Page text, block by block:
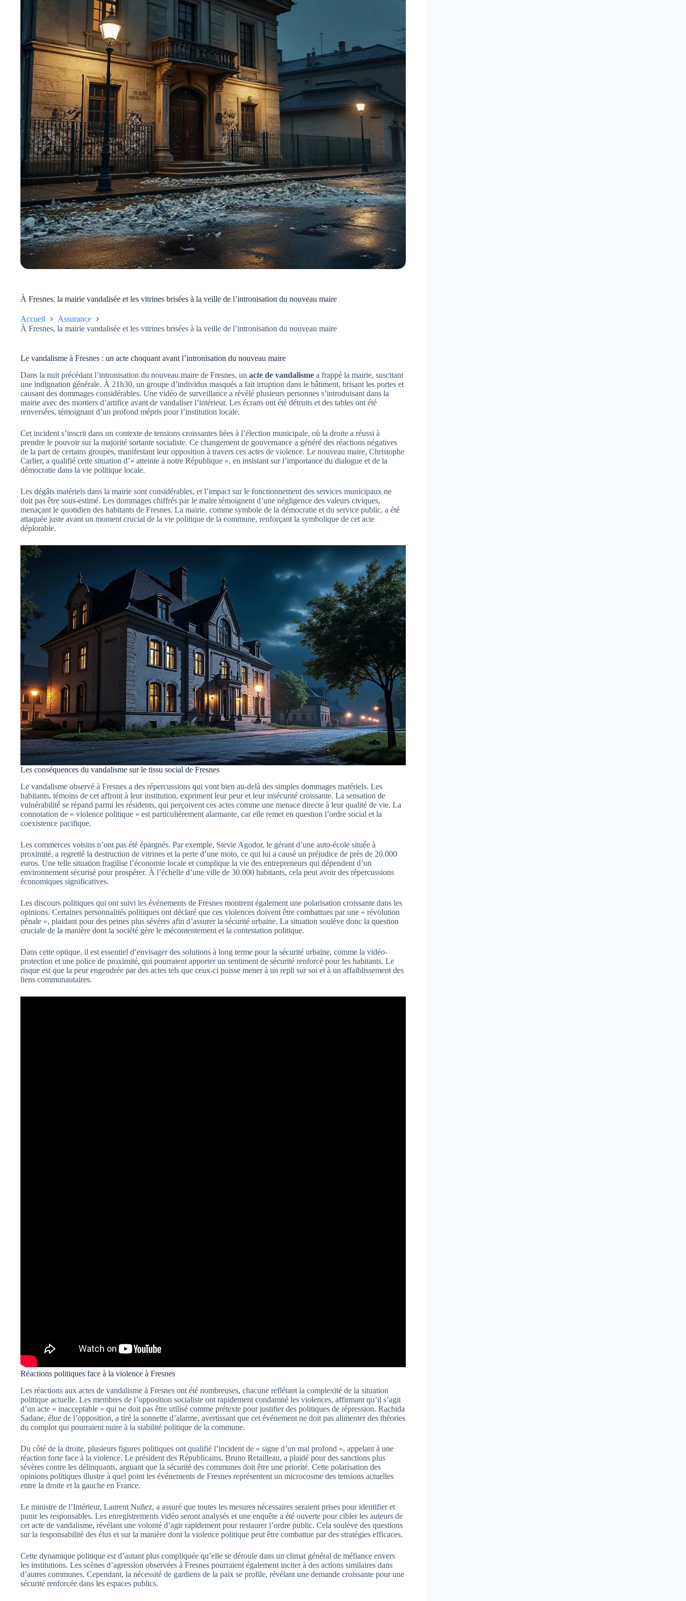
À Fresnes, la mairie vandalisée et les vitrines brisées à la veille de l’intronisation du nouveau maire
Accueil
Assurance
À Fresnes, la mairie vandalisée et les vitrines brisées à la veille de l’intronisation du nouveau maire
Le vandalisme à Fresnes : un acte choquant avant l’intronisation du nouveau maire
Dans la nuit précédant l’intronisation du nouveau maire de Fresnes, un acte de vandalisme a frappé la mairie, suscitant
une indignation générale. À 21h30, un groupe d’individus masqués a fait irruption dans le bâtiment, brisant les portes et
causant des dommages considérables. Une vidéo de surveillance a révélé plusieurs personnes s’introduisant dans la
mairie avec des mortiers d’artifice avant de vandaliser l’intérieur. Les écrans ont été détruits et des tables ont été
renversées, témoignant d’un profond mépris pour l’institution locale.
Cet incident s’inscrit dans un contexte de tensions croissantes liées à l’élection municipale, où la droite a réussi à
prendre le pouvoir sur la majorité sortante socialiste. Ce changement de gouvernance a généré des réactions négatives
de la part de certains groupes, manifestant leur opposition à travers ces actes de violence. Le nouveau maire, Christophe
Carlier, a qualifié cette situation d’« atteinte à notre République », en insistant sur l’importance du dialogue et de la
démocratie dans la vie politique locale.
Les dégâts matériels dans la mairie sont considérables, et l’impact sur le fonctionnement des services municipaux ne
doit pas être sous-estimé. Les dommages chiffrés par le maire témoignent d’une négligence des valeurs civiques,
menaçant le quotidien des habitants de Fresnes. La mairie, comme symbole de la démocratie et du service public, a été
attaquée juste avant un moment crucial de la vie politique de la commune, renforçant la symbolique de cet acte
déplorable.
Les conséquences du vandalisme sur le tissu social de Fresnes
Le vandalisme observé à Fresnes a des répercussions qui vont bien au-delà des simples dommages matériels. Les
habitants, témoins de cet affront à leur institution, expriment leur peur et leur insécurité croissante. La sensation de
vulnérabilité se répand parmi les résidents, qui perçoivent ces actes comme une menace directe à leur qualité de vie. La
connotation de « violence politique » est particulièrement alarmante, car elle remet en question l’ordre social et la
coexistence pacifique.
Les commerces voisins n’ont pas été épargnés. Par exemple, Stevie Agodor, le gérant d’une auto-école située à
proximité, a regretté la destruction de vitrines et la perte d’une moto, ce qui lui a causé un préjudice de près de 20.000
euros. Une telle situation fragilise l’économie locale et complique la vie des entrepreneurs qui dépendent d’un
environnement sécurisé pour prospérer. À l’échelle d’une ville de 30.000 habitants, cela peut avoir des répercussions
économiques significatives.
Les discours politiques qui ont suivi les événements de Fresnes montrent également une polarisation croissante dans les
opinions. Certaines personnalités politiques ont déclaré que ces violences doivent être combattues par une « révolution
pénale », plaidant pour des peines plus sévères afin d’assurer la sécurité urbaine. La situation soulève donc la question
cruciale de la manière dont la société gère le mécontentement et la contestation politique.
Dans cette optique, il est essentiel d’envisager des solutions à long terme pour la sécurité urbaine, comme la vidéo-
protection et une police de proximité, qui pourraient apporter un sentiment de sécurité renforcé pour les habitants. Le
risque est que la peur engendrée par des actes tels que ceux-ci puisse mener à un repli sur soi et à un affaiblissement des
liens communautaires.
Réactions politiques face à la violence à Fresnes
Les réactions aux actes de vandalisme à Fresnes ont été nombreuses, chacune reflétant la complexité de la situation
politique actuelle. Les membres de l’opposition socialiste ont rapidement condamné les violences, affirmant qu’il s’agit
d’un acte « inacceptable » qui ne doit pas être utilisé comme prétexte pour justifier des politiques de répression. Rachida
Sadane, élue de l’opposition, a tiré la sonnette d’alarme, avertissant que cet événement ne doit pas alimenter des théories
du complot qui pourraient nuire à la stabilité politique de la commune.
Du côté de la droite, plusieurs figures politiques ont qualifié l’incident de « signe d’un mal profond », appelant à une
réaction forte face à la violence. Le président des Républicains, Bruno Retailleau, a plaidé pour des sanctions plus
sévères contre les délinquants, arguant que la sécurité des communes doit être une priorité. Cette polarisation des
opinions politiques illustre à quel point les événements de Fresnes représentent un microcosme des tensions actuelles
entre la droite et la gauche en France.
Le ministre de l’Intérieur, Laurent Nuñez, a assuré que toutes les mesures nécessaires seraient prises pour identifier et
punir les responsables. Les enregistrements vidéo seront analysés et une enquête a été ouverte pour cibler les auteurs de
cet acte de vandalisme, révélant une volonté d’agir rapidement pour restaurer l’ordre public. Cela soulève des questions
sur la responsabilité des élus et sur la manière dont la violence politique peut être combattue par des stratégies efficaces.
Cette dynamique politique est d’autant plus compliquée qu’elle se déroule dans un climat général de méfiance envers
les institutions. Les scènes d’agression observées à Fresnes pourraient également inciter à des actions similaires dans
d’autres communes. Cependant, la nécessité de gardiens de la paix se profile, révélant une demande croissante pour une
sécurité renforcée dans les espaces publics.